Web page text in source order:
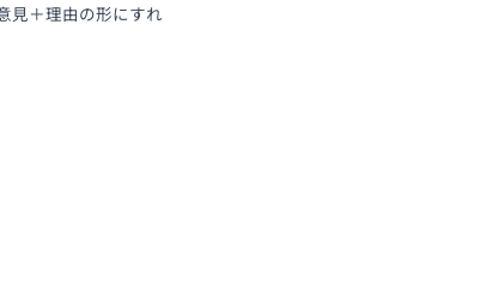
見＋理由の形にすれ